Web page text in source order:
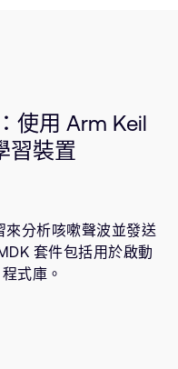
使用 Arm Keil
習裝置
分析咳嗽聲波並發送
套件包括用於啟動
式庫。